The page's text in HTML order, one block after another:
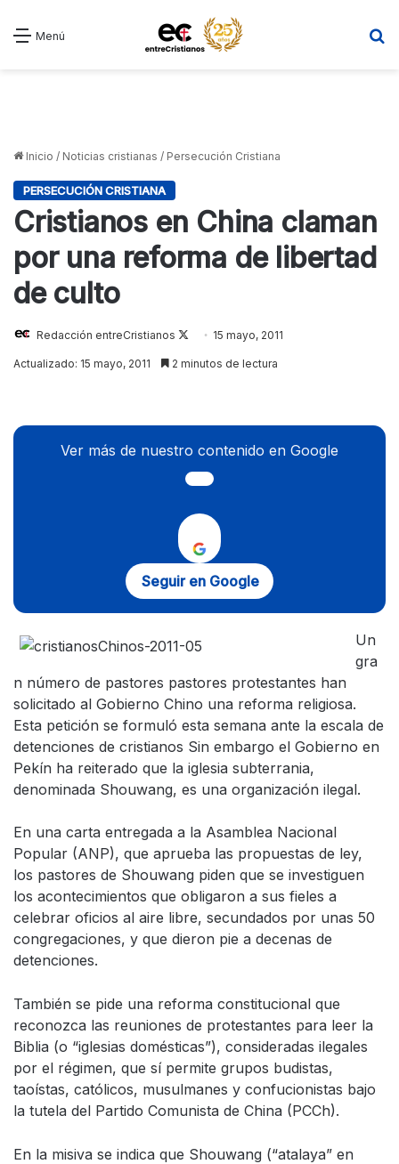
Menú
Inicio / Noticias cristianas / Persecución Cristiana
PERSECUCIÓN CRISTIANA
Cristianos en China claman
por una reforma de libertad
de culto
Redacción entreCristianos
Follow
on
15 mayo, 2011
Actualizado: 15 mayo, 2011 2 minutos de lectura
Ver más de nuestro contenido en Google
Seguir en Google
Un
gra
n número de pastores pastores protestantes han
solicitado al Gobierno Chino una reforma religiosa.
Esta petición se formuló esta semana ante la escala de
detenciones de cristianos Sin embargo el Gobierno en
Pekín ha reiterado que la iglesia subterrania,
denominada Shouwang, es una organización ilegal.
En una carta entregada a la Asamblea Nacional
Popular (ANP), que aprueba las propuestas de ley,
los pastores de Shouwang piden que se investiguen
los acontecimientos que obligaron a sus fieles a
celebrar oficios al aire libre, secundados por unas 50
congregaciones, y que dieron pie a decenas de
detenciones.
También se pide una reforma constitucional que
reconozca las reuniones de protestantes para leer la
Biblia (o “iglesias domésticas”), consideradas ilegales
por el régimen, que sí permite grupos budistas,
taoístas, católicos, musulmanes y confucionistas bajo
la tutela del Partido Comunista de China (PCCh).
En la misiva se indica que Shouwang (“atalaya” en